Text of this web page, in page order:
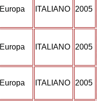
Europa ITALIANO 2005
Europa ITALIANO 2005
Europa ITALIANO 2005